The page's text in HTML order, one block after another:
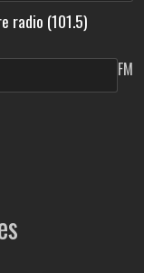
radio (101.5)
FM